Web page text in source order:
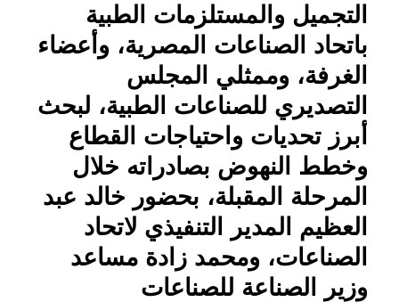
التجميل والمستلزمات الطبية
باتحاد الصناعات المصرية، وأعضاء
الغرفة، وممثلي المجلس
التصديري للصناعات الطبية، لبحث
أبرز تحديات واحتياجات القطاع
وخطط النهوض بصادراته خلال
المرحلة المقبلة، بحضور خالد عبد
العظيم المدير التنفيذي لاتحاد
الصناعات، ومحمد زادة مساعد
وزير الصناعة للصناعات